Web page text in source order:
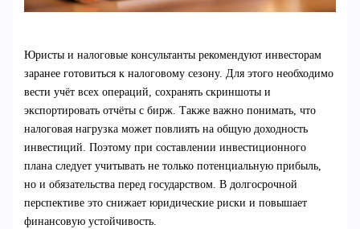
Юристы и налоговые консультанты рекомендуют инвесторам
заранее готовиться к налоговому сезону. Для этого необходимо
вести учёт всех операций, сохранять скриншоты и
экспортировать отчёты с бирж. Также важно понимать, что
налоговая нагрузка может повлиять на общую доходность
инвестиций. Поэтому при составлении инвестиционного
плана следует учитывать не только потенциальную прибыль,
но и обязательства перед государством. В долгосрочной
перспективе это снижает юридические риски и повышает
финансовую устойчивость.